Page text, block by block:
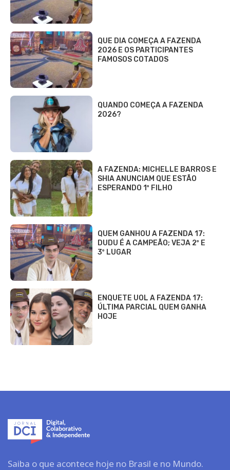
QUE DIA COMEÇA A FAZENDA
2026 E OS PARTICIPANTES
FAMOSOS COTADOS
QUANDO COMEÇA A FAZENDA
2026?
A FAZENDA: MICHELLE BARROS E
SHIA ANUNCIAM QUE ESTÃO
ESPERANDO 1º FILHO
QUEM GANHOU A FAZENDA 17:
DUDU É A CAMPEÃO; VEJA 2º E
3º LUGAR
ENQUETE UOL A FAZENDA 17:
ÚLTIMA PARCIAL QUEM GANHA
HOJE
Saiba o que acontece hoje no Brasil e no Mundo.